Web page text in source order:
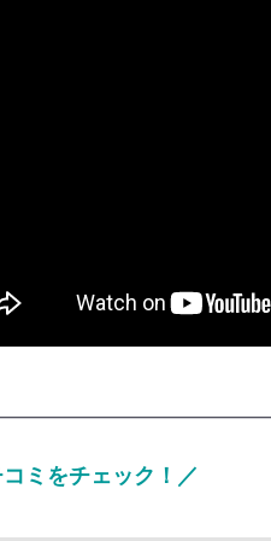
ミをチェック！／